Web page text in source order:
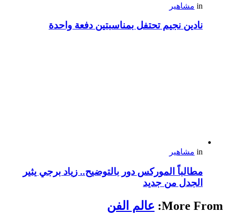
in مشاهير
نادين نجيم تحتفل بمناسبتين دفعة واحدة
in مشاهير
مطالباً الموركس دور بالتوضيح.. زياد برجي يثير
الجدل من جديد
More From: عالم الفن